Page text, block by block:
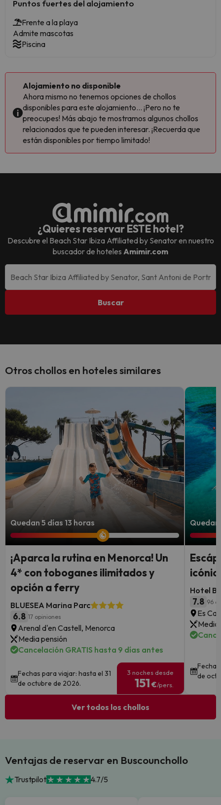
Puntos fuertes del alojamiento
Frente a la playa
Admite mascotas
Piscina
Alojamiento no disponible
Ahora mismo no tenemos opciones de chollos
disponibles para este alojamiento... ¡Pero no te
preocupes! Más abajo te mostramos algunos chollos
relacionados que te pueden interesar. ¡Recuerda que
están disponibles por tiempo limitado!
¿Quieres reservar ESTE hotel?
Descubre el Beach Star Ibiza Affiliated by Senatoren nuestro
buscador de hoteles Amimir.com
Buscar
Otros chollos en hoteles similares
Quedan 5 días 13 horas
¡Aparca la rutina en Menorca! Un
4* con toboganes ilimitados y
opción a ferry
BLUESEA Marina Parc
6.8 17 opiniones
Arenal d'en Castell, Menorca
Media pensión
Cancelación GRATIS hasta 9 días antes
Fechas para viajar: hasta el 31
de octubre de 2026.
3 noches desde
151 €/pers.
Quedan
Hotel
7.8 96
Es
Media
de
Ver todos los chollos
Ventajas de reservar en Buscounchollo
Trustpilot 4.7/5